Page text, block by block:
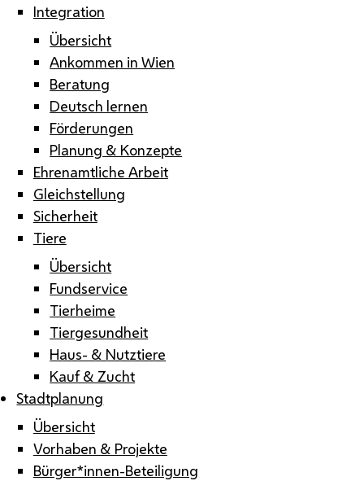
Integration
Übersicht
Ankommen in Wien
Beratung
Deutsch lernen
Förderungen
Planung & Konzepte
Ehrenamtliche Arbeit
Gleichstellung
Sicherheit
Tiere
Übersicht
Fundservice
Tierheime
Tiergesundheit
Haus- & Nutztiere
Kauf & Zucht
Stadtplanung
Übersicht
Vorhaben & Projekte
Bürger*innen-Beteiligung